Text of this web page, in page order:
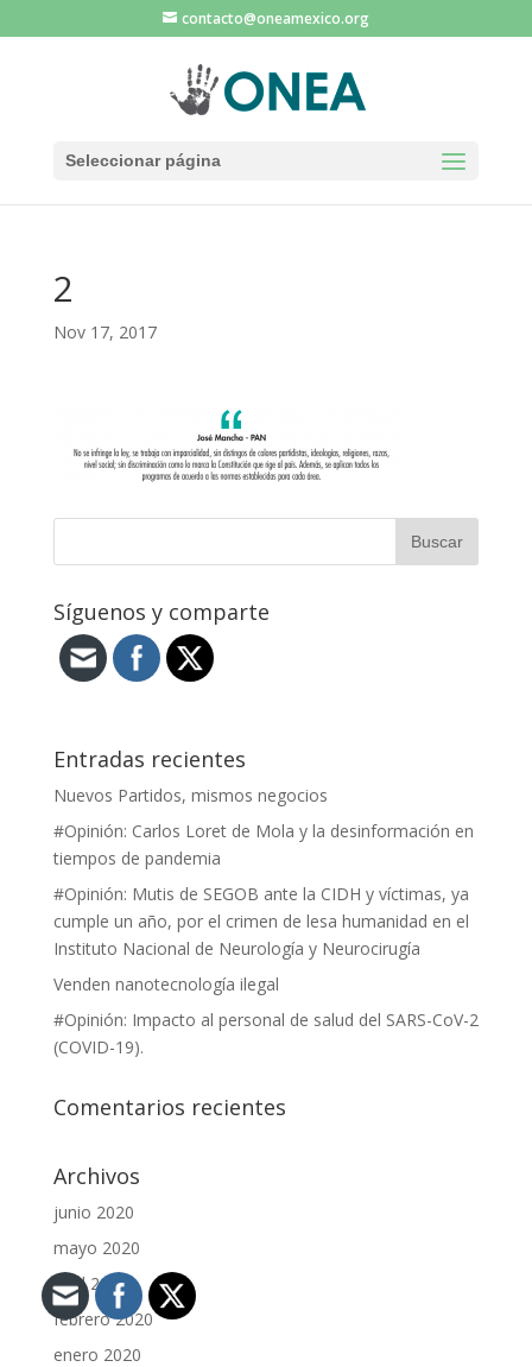
contacto@oneamexico.org
Seleccionar página
2
Nov 17, 2017
Síguenos y comparte
Entradas recientes
Nuevos Partidos, mismos negocios
#Opinión: Carlos Loret de Mola y la desinformación en
tiempos de pandemia
#Opinión: Mutis de SEGOB ante la CIDH y víctimas, ya
cumple un año, por el crimen de lesa humanidad en el
Instituto Nacional de Neurología y Neurocirugía
Venden nanotecnología ilegal
#Opinión: Impacto al personal de salud del SARS-CoV-2
(COVID-19).
Comentarios recientes
Archivos
junio 2020
mayo 2020
abril 2020
febrero 2020
enero 2020